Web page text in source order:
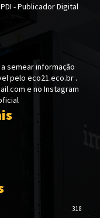
- Publicador Digital
semear informação
pelo eco21.eco.br .
e no Instagram
318